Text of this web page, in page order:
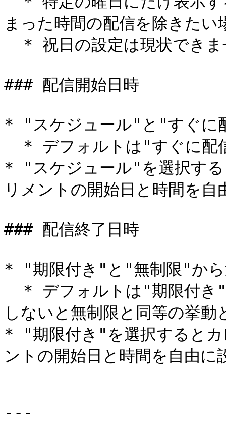
まった時間の配信を除きた
### 配信開始日時
* "スケジュール"と"すぐに
* "スケジュール"を選択する
リメントの開始日と時間を自
### 配信終了日時
* "期限付き"と"無制限"から
しないと無制限と同等の挙動
* "期限付き"を選択するとカ
ントの開始日と時間を自由に
---